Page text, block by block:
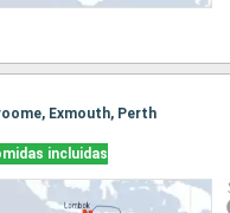
Exmouth, Perth
incluidas